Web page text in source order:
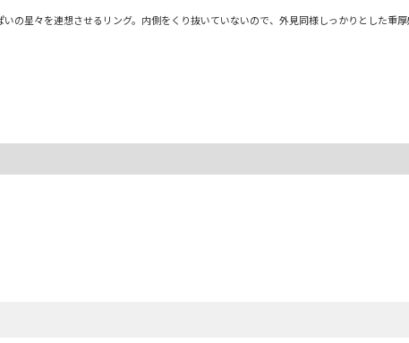
星々を連想させるリング。内側をくり抜いていないので、外見同様しっかりとした重厚